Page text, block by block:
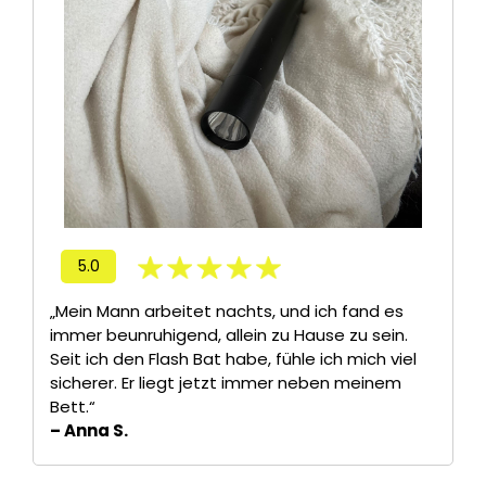
5.0
„Mein Mann arbeitet nachts, und ich fand es
immer beunruhigend, allein zu Hause zu sein.
Seit ich den Flash Bat habe, fühle ich mich viel
sicherer. Er liegt jetzt immer neben meinem
Bett.“
– Anna S.